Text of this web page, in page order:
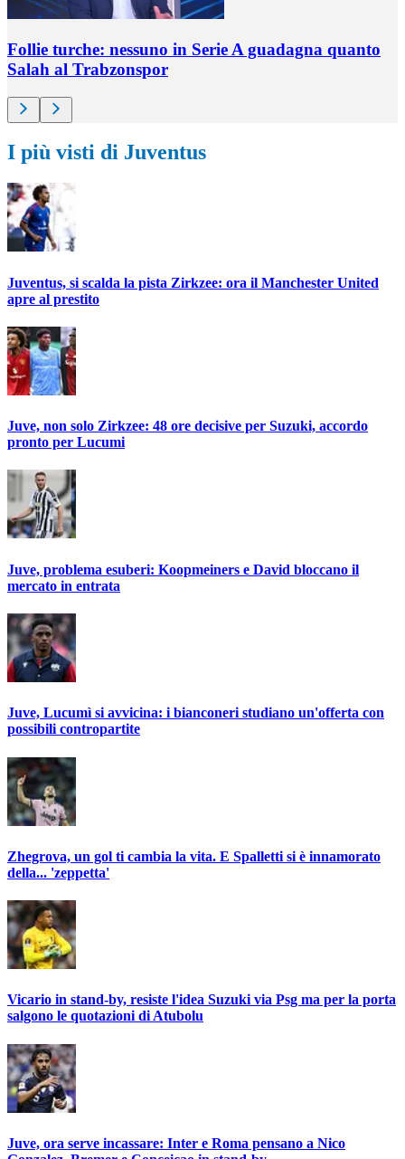
Follie turche: nessuno in Serie A guadagna quanto
Salah al Trabzonspor
I più visti di Juventus
Juventus, si scalda la pista Zirkzee: ora il Manchester United
apre al prestito
Juve, non solo Zirkzee: 48 ore decisive per Suzuki, accordo
pronto per Lucumi
Juve, problema esuberi: Koopmeiners e David bloccano il
mercato in entrata
Juve, Lucumì si avvicina: i bianconeri studiano un'offerta con
possibili contropartite
Zhegrova, un gol ti cambia la vita. E Spalletti si è innamorato
della... 'zeppetta'
Vicario in stand-by, resiste l'idea Suzuki via Psg ma per la porta
salgono le quotazioni di Atubolu
Juve, ora serve incassare: Inter e Roma pensano a Nico